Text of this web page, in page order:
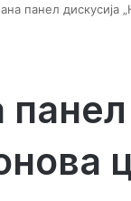
панел дискусија